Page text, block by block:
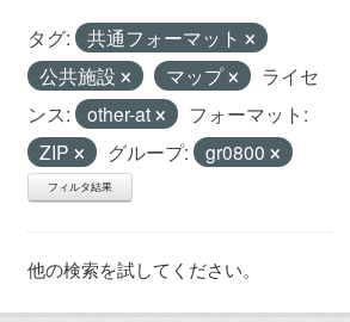
タグ:
共通フォーマット
公共施設
マップ
ライセ
ンス:
other-at
フォーマット:
ZIP
グループ: gr0800
フィルタ結果
他の検索を試してください。